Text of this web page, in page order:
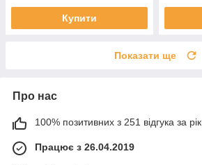
Купити
Показати ще
Про нас
100% позитивних з 251 відгука за рік
Працює з 26.04.2019